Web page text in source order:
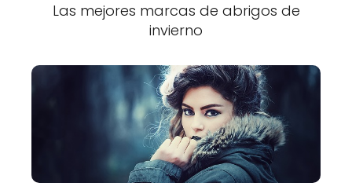
Las mejores marcas de abrigos de
invierno